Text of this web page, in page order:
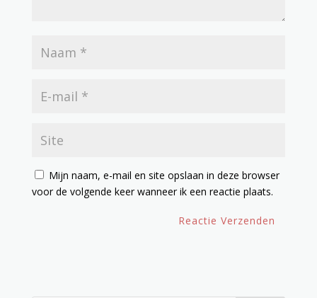
Mijn naam, e-mail en site opslaan in deze browser
voor de volgende keer wanneer ik een reactie plaats.